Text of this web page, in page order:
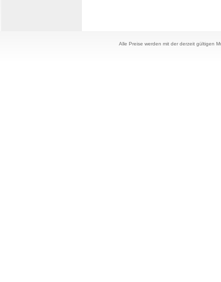
Alle Preise werden mit der derzeit gültigen